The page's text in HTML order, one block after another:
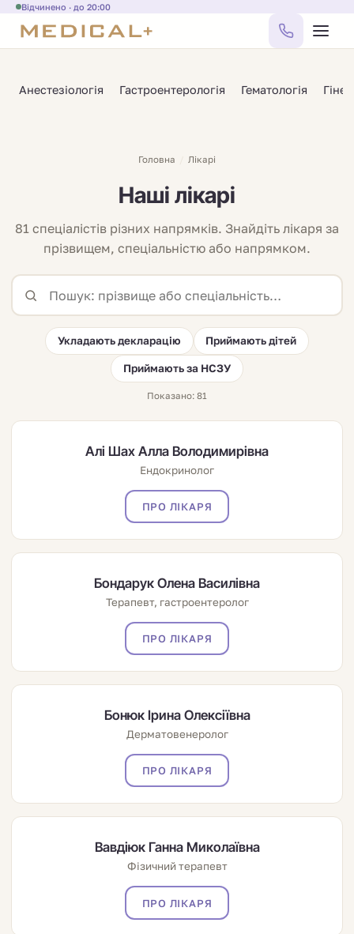
Відчинено · до 20:00
Анестезіологія Гастроентерологія Гематологія
Головна Лікарі
Наші лікарі
81 спеціалістів різних напрямків. Знайдіть лікаря за
прізвищем, спеціальністю або напрямком.
Укладають декларацію Приймають дітей
Приймають за НСЗУ
Показано: 81
Алі Шах Алла Володимирівна
Ендокринолог
ПРО ЛІКАРЯ
Бондарук Олена Василівна
Терапевт, гастроентеролог
ПРО ЛІКАРЯ
Бонюк Ірина Олексіївна
Дерматовенеролог
ПРО ЛІКАРЯ
Вавдіюк Ганна Миколаївна
Фізичний терапевт
ПРО ЛІКАРЯ